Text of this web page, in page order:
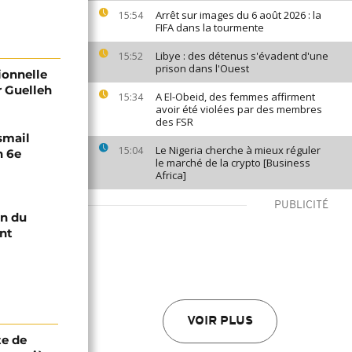
15:54
Arrêt sur images du 6 août 2026 : la
FIFA dans la tourmente
15:52
Libye : des détenus s'évadent d'une
prison dans l'Ouest
15:34
A El-Obeid, des femmes affirment
avoir été violées par des membres
des FSR
15:04
Le Nigeria cherche à mieux réguler
le marché de la crypto [Business
Africa]
PUBLICITÉ
VOIR PLUS
Guelleh
6e
du
de